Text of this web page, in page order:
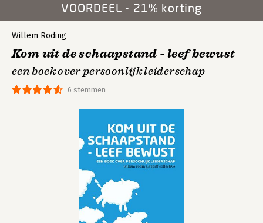
VOORDEEL - 21% korting
6 stemmen
Willem Roding
Kom uit de schaapstand - leef bewust
een boek over persoonlijk leiderschap